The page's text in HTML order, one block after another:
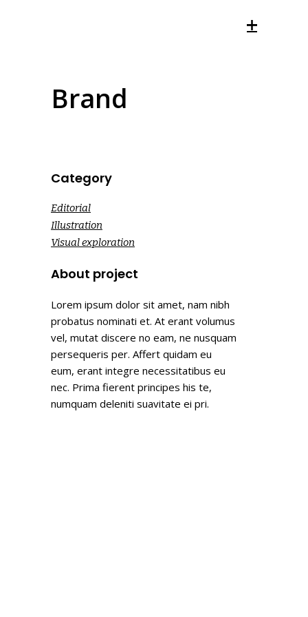
Brand
Category
Editorial
Illustration
Visual exploration
About project
Lorem ipsum dolor sit amet, nam nibh
probatus nominati et. At erant volumus
vel, mutat discere no eam, ne nusquam
persequeris per. Affert quidam eu
eum, erant integre necessitatibus eu
nec. Prima fierent principes his te,
numquam deleniti suavitate ei pri.